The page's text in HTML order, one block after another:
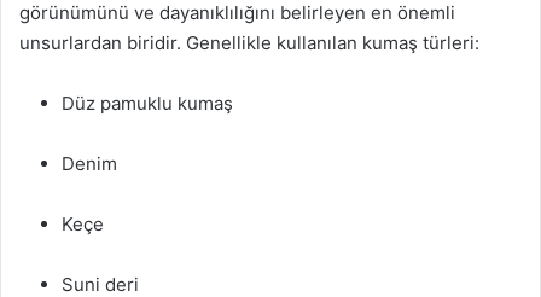
görünümünü ve dayanıklılığını belirleyen en önemli
unsurlardan biridir. Genellikle kullanılan kumaş türleri:
Düz pamuklu kumaş
Denim
Keçe
Suni deri